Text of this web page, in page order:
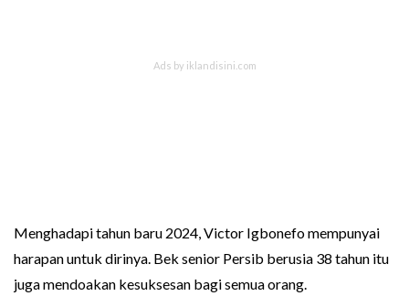
Menghadapi tahun baru 2024, Victor Igbonefo mempunyai
harapan untuk dirinya. Bek senior Persib berusia 38 tahun itu
juga mendoakan kesuksesan bagi semua orang.